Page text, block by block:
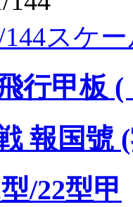
144スケ
行甲板
報国號
/22型甲